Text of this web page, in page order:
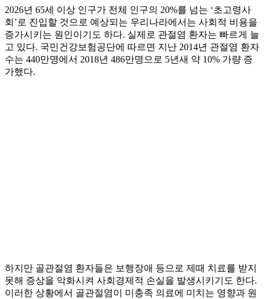
2026년 65세 이상 인구가 전체 인구의 20%를 넘는 ‘초고령사
회’로 진입할 것으로 예상되는 우리나라에서는 사회적 비용을
증가시키는 원인이기도 하다. 실제로 관절염 환자는 빠르게 늘
고 있다. 국민건강보험공단에 따르면 지난 2014년 관절염 환자
수는 440만명에서 2018년 486만명으로 5년새 약 10% 가량 증
가했다.
하지만 골관절염 환자들은 보행장애 등으로 제때 치료를 받지
못해 증상을 악화시켜 사회경제적 손실을 발생시키기도 한다.
이러한 상황에서 골관절염이 미충족 의료에 미치는 영향과 원